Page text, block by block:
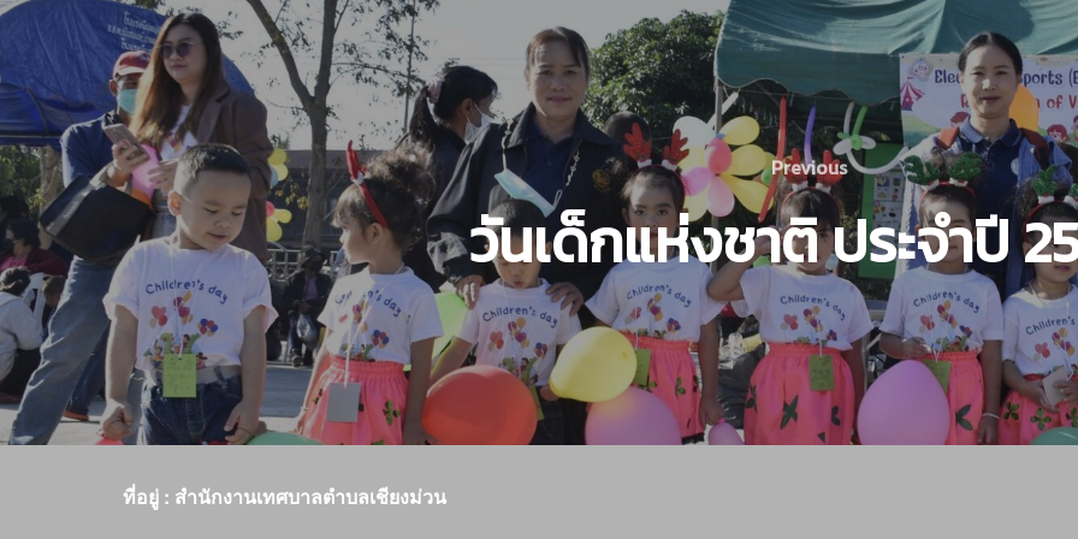
Previous
วันเด็กแห่งชาติ ประจำปี
ที่อยู่ : สำนักงานเทศบาลตำบลเชียงม่วน